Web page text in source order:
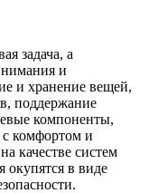
задача, а
и
и хранение вещей,
поддержание
компоненты,
комфортом и
качестве систем
окупятся в виде